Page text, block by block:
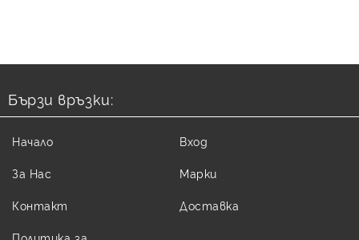
Бързи връзки:
Начало
За Нас
Контакт
Вход
Марки
Доставка